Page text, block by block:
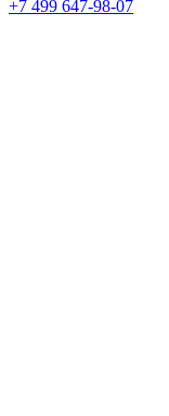
+7 499 647-98-07